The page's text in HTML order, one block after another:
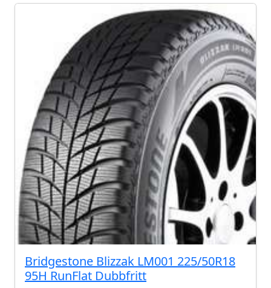
Bridgestone Blizzak LM001 225/50R18
95H RunFlat Dubbfritt